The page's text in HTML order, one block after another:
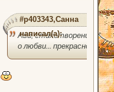
#p403343,Санна
написал(а):
Ави, стихотворение
о любви... прекрасно!